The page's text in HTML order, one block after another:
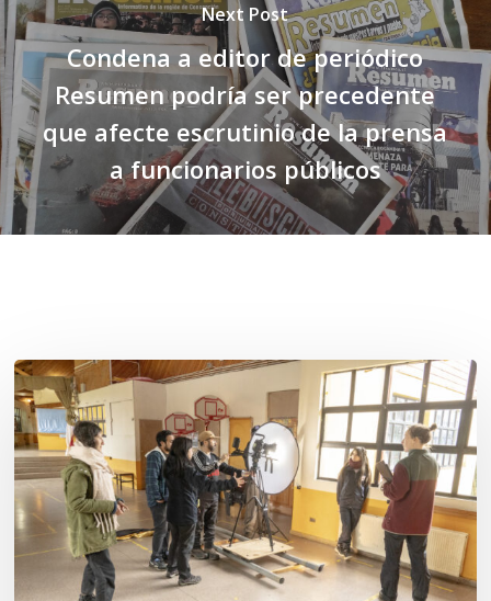
Next Post
Condena a editor de periódico
Resumen podría ser precedente
que afecte escrutinio de la prensa
a funcionarios públicos
Toda
el
agua
del
mar:
largometraje
de